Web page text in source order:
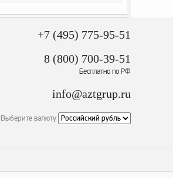
+7 (495) 775-95-51
8 (800) 700-39-51
Бесплатно по РФ
info@aztgrup.ru
Выберите валюту